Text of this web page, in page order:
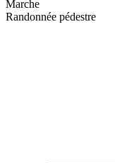
Marche
Randonnée pédestre